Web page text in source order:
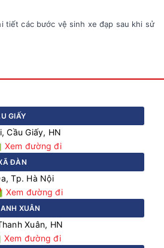
tiết các bước vệ sinh xe đạp sau khi sử
GIẤY
Cầu Giấy, HN
Xem đường đi
ĐÀN
Tp. Hà Nội
Xem đường đi
XUÂN
Xuân, HN
Xem đường đi